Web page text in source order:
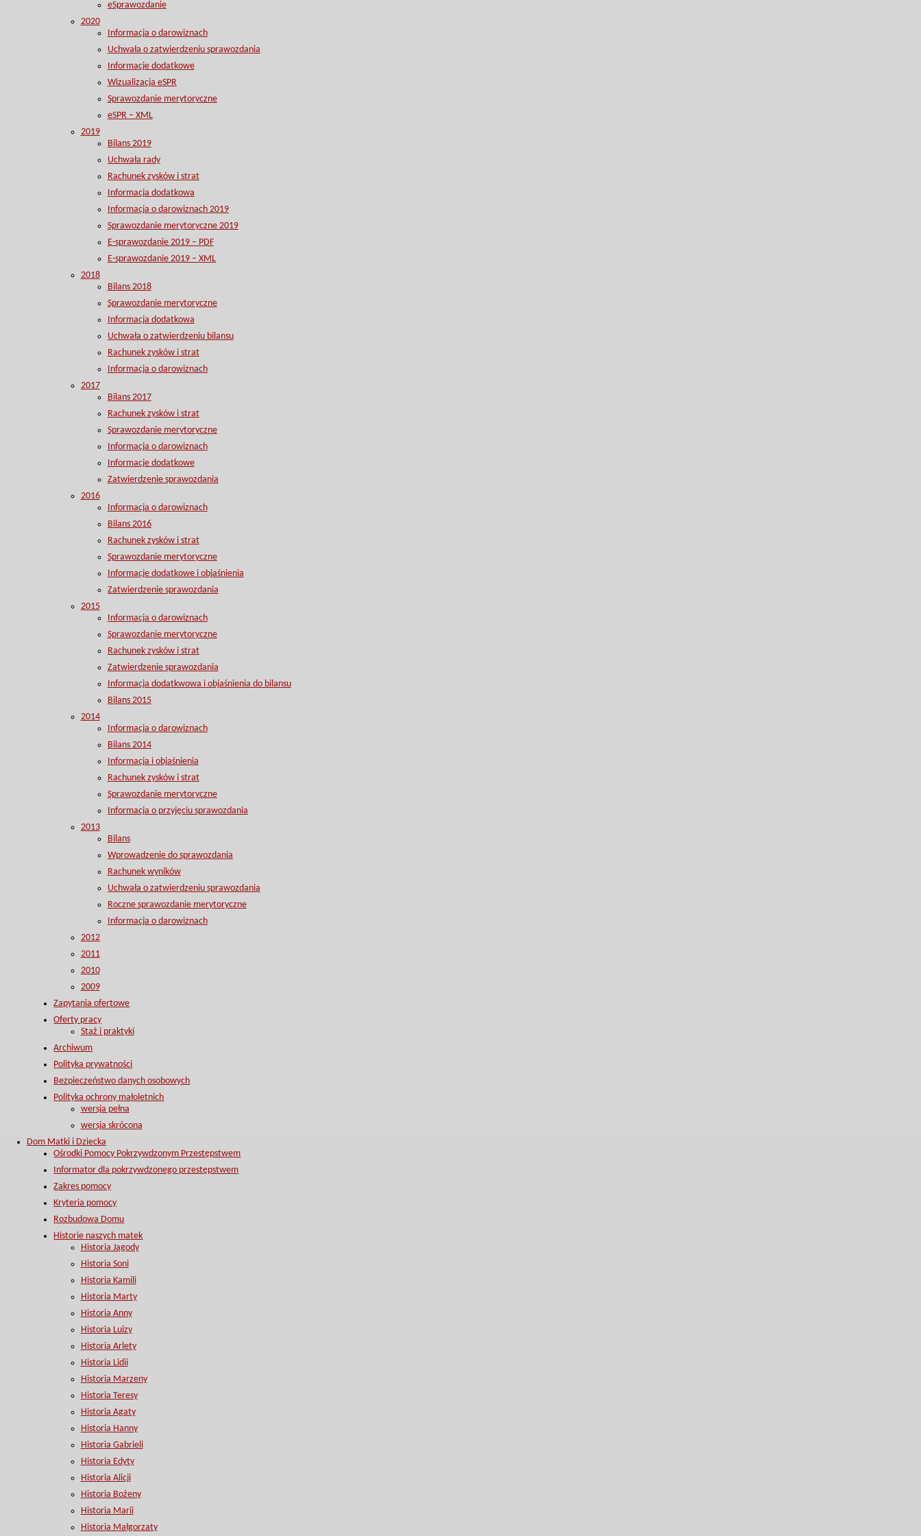
eSprawozdanie
2020
Informacja o darowiznach
Uchwała o zatwierdzeniu sprawozdania
Informacje dodatkowe
Wizualizacja eSPR
Sprawozdanie merytoryczne
eSPR – XML
2019
Bilans 2019
Uchwała rady
Rachunek zysków i strat
Informacja dodatkowa
Informacja o darowiznach 2019
Sprawozdanie merytoryczne 2019
E-sprawozdanie 2019 – PDF
E-sprawozdanie 2019 – XML
2018
Bilans 2018
Sprawozdanie merytoryczne
Informacja dodatkowa
Uchwała o zatwierdzeniu bilansu
Rachunek zysków i strat
Informacja o darowiznach
2017
Bilans 2017
Rachunek zysków i strat
Sprawozdanie merytoryczne
Informacja o darowiznach
Informacje dodatkowe
Zatwierdzenie sprawozdania
2016
Informacja o darowiznach
Bilans 2016
Rachunek zysków i strat
Sprawozdanie merytoryczne
Informacje dodatkowe i objaśnienia
Zatwierdzenie sprawozdania
2015
Informacja o darowiznach
Sprawozdanie merytoryczne
Rachunek zysków i strat
Zatwierdzenie sprawozdania
Informacja dodatkwowa i objaśnienia do bilansu
Bilans 2015
2014
Informacja o darowiznach
Bilans 2014
Informacja i objaśnienia
Rachunek zysków i strat
Sprawozdanie merytoryczne
Informacja o przyjęciu sprawozdania
2013
Bilans
Wprowadzenie do sprawozdania
Rachunek wyników
Uchwała o zatwierdzeniu sprawozdania
Roczne sprawozdanie merytoryczne
Informacja o darowiznach
2012
2011
2010
2009
Zapytania ofertowe
Oferty pracy
Staż i praktyki
Archiwum
Polityka prywatności
Bezpieczeństwo danych osobowych
Polityka ochrony małoletnich
wersja pełna
wersja skrócona
Dom Matki i Dziecka
Ośrodki Pomocy Pokrzywdzonym Przestępstwem
Informator dla pokrzywdzonego przestępstwem
Zakres pomocy
Kryteria pomocy
Rozbudowa Domu
Historie naszych matek
Historia Jagody
Historia Soni
Historia Kamili
Historia Marty
Historia Anny
Historia Luizy
Historia Arlety
Historia Lidii
Historia Marzeny
Historia Teresy
Historia Agaty
Historia Hanny
Historia Gabrieli
Historia Edyty
Historia Alicji
Historia Bożeny
Historia Marii
Historia Małgorzaty